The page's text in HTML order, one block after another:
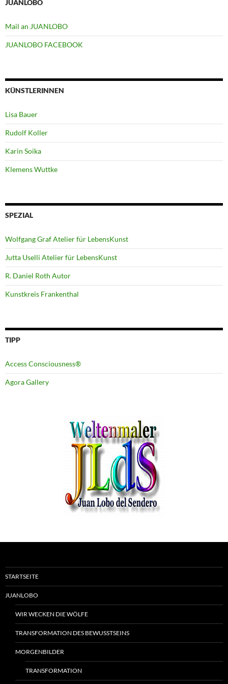
JUANLOBO
Mail an JUANLOBO
JUANLOBO FACEBOOK
KÜNSTLERINNEN
Lisa Bauer
Rudolf Koller
Karin Soika
Klemens Wuttke
SPEZIAL
Wolfgang Graf Atelier für LebensKunst
Jutta Uselli Atelier für LebensKunst
R. Daniel Roth Autor
Kunstkreis Frankenthal
TIPP
Access Consciousness®
Agora Gallery
STARTSEITE
JUANLOBO
WIR WECKEN DIE WÖLFE
TRANSFORMATION DES BEWUSSTSEINS
MORGENBILDER
TRANSFORMATION